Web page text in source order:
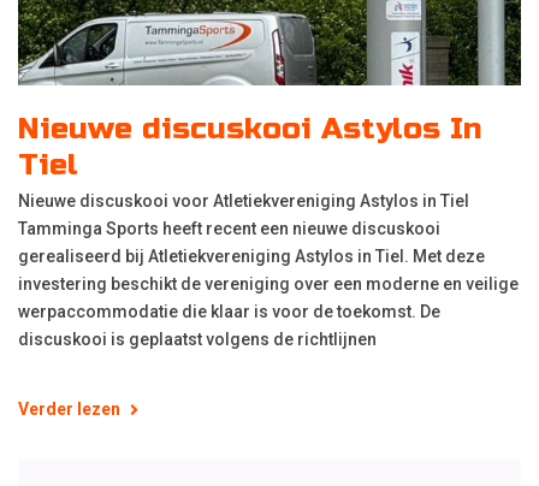
Nieuwe discuskooi Astylos In
Tiel
Nieuwe discuskooi voor Atletiekvereniging Astylos in Tiel
Tamminga Sports heeft recent een nieuwe discuskooi
gerealiseerd bij Atletiekvereniging Astylos in Tiel. Met deze
investering beschikt de vereniging over een moderne en veilige
werpaccommodatie die klaar is voor de toekomst. De
discuskooi is geplaatst volgens de richtlijnen
Verder lezen